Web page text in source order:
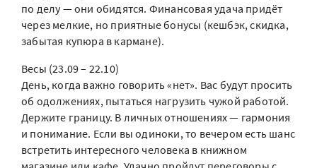
по делу — они обидятся. Финансовая удача придёт
через мелкие, но приятные бонусы (кешбэк, скидка,
забытая купюра в кармане).
Весы (23.09 – 22.10)
День, когда важно говорить «нет». Вас будут просить
об одолжениях, пытаться нагрузить чужой работой.
Держите границу. В личных отношениях — гармония
и понимание. Если вы одиноки, то вечером есть шанс
встретить интересного человека в книжном